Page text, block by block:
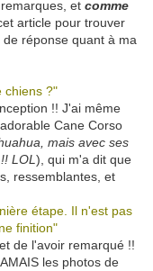
et comme
article pour trouver
réponse quant à ma
chiens ?"
!! J'ai même
Cane Corso
mais avec ses
LOL ), qui m'a dit que
ressemblantes, et
étape. Il n'est pas
finition"
de l'avoir remarqué !!
les photos de